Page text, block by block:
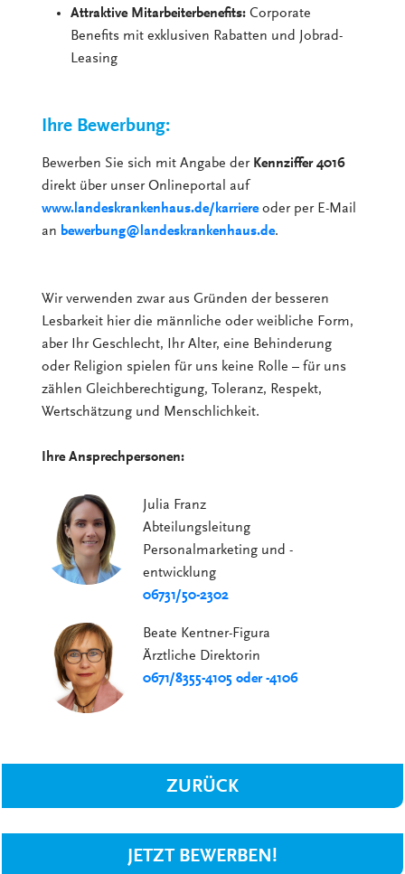
Attraktive Mitarbeiterbenefits: Corporate
Benefits mit exklusiven Rabatten und Jobrad-
Leasing
Ihre Bewerbung:
Bewerben Sie sich mit Angabe der Kennziffer 4016
direkt über unser Onlineportal auf
www.landeskrankenhaus.de/karriereoder per E-Mail
an bewerbung@landeskrankenhaus.de.
Wir verwenden zwar aus Gründen der besseren
Lesbarkeit hier die männliche oder weibliche Form,
aber Ihr Geschlecht, Ihr Alter, eine Behinderung
oder Religion spielen für uns keine Rolle – für uns
zählen Gleichberechtigung, Toleranz, Respekt,
Wertschätzung und Menschlichkeit.
Ihre Ansprechpersonen:
Julia Franz
Abteilungsleitung
Personalmarketing und -
entwicklung
06731/50-2302
Beate Kentner-Figura
Ärztliche Direktorin
0671/8355-4105 oder -4106
ZURÜCK
JETZT BEWERBEN!